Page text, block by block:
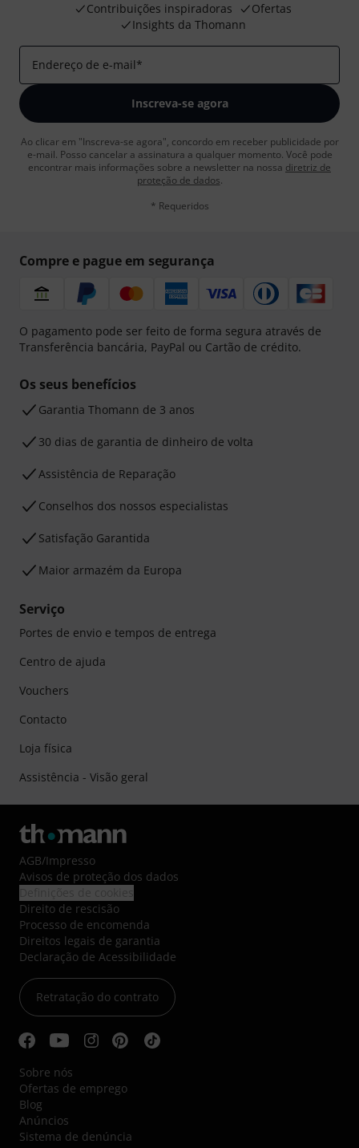
Contribuições inspiradoras
Ofertas
Insights da Thomann
Endereço de e-mail*
Inscreva-se agora
Ao clicar em "Inscreva-se agora", concordo em receber publicidade por
e-mail. Posso cancelar a assinatura a qualquer momento. Você pode
encontrar mais informações sobre a newsletter na nossa diretriz de
proteção de dados.
* Requeridos
Compre e pague em segurança
O pagamento pode ser feito de forma segura através de
Transferência bancária, PayPal ou Cartão de crédito.
Os seus benefícios
Garantia Thomann de 3 anos
30 dias de garantia de dinheiro de volta
Assistência de Reparação
Conselhos dos nossos especialistas
Satisfação Garantida
Maior armazém da Europa
Serviço
Portes de envio e tempos de entrega
Centro de ajuda
Vouchers
Contacto
Loja física
Assistência - Visão geral
AGB/Impresso
Avisos de proteção dos dados
Direito de rescisão
Processo de encomenda
Direitos legais de garantia
Declaração de Acessibilidade
Retratação do contrato
Sobre nós
Ofertas de emprego
Blog
Anúncios
Sistema de denúncia